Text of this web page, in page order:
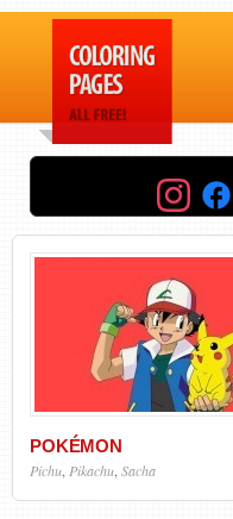
POKÉMON
Pichu Pikachu Sacha